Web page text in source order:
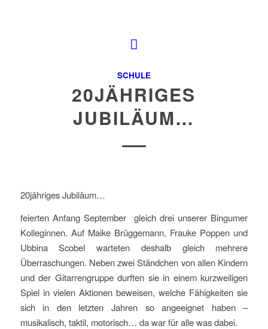
SCHULE
20JÄHRIGES
JUBILÄUM…
20jähriges Jubiläum…
feierten Anfang September gleich drei unserer Bingumer
Kolleginnen. Auf Maike Brüggemann, Frauke Poppen und
Ubbina Scobel warteten deshalb gleich mehrere
Überraschungen. Neben zwei Ständchen von allen Kindern
und der Gitarrengruppe durften sie in einem kurzweiligen
Spiel in vielen Aktionen beweisen, welche Fähigkeiten sie
sich in den letzten Jahren so angeeignet haben –
musikalisch, taktil, motorisch… da war für alle was dabei.